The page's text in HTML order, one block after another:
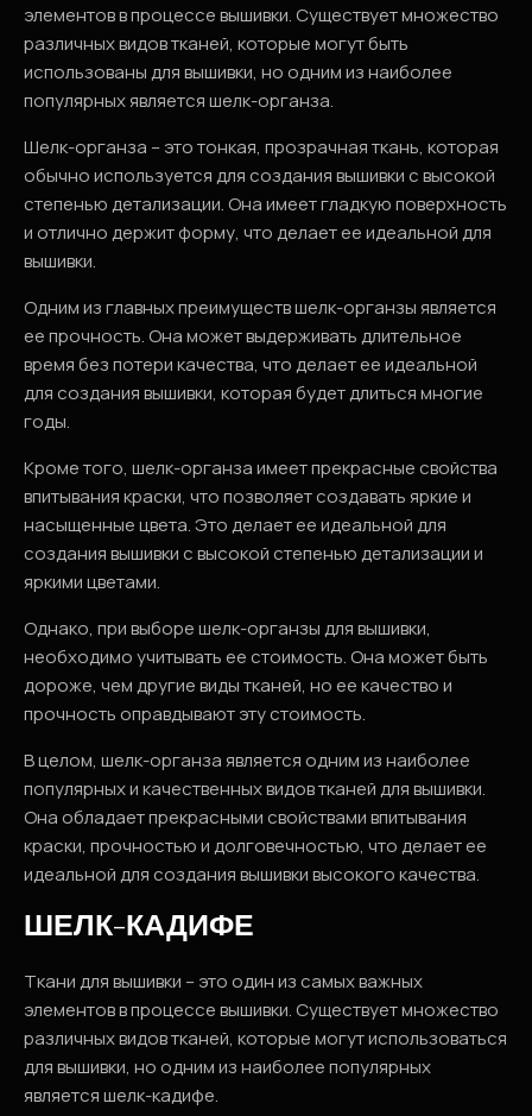
элементов в процессе вышивки. Существует множество
различных видов тканей, которые могут быть
использованы для вышивки, но одним из наиболее
популярных является шелк-органза.
Шелк-органза – это тонкая, прозрачная ткань, которая
обычно используется для создания вышивки с высокой
степенью детализации. Она имеет гладкую поверхность
и отлично держит форму, что делает ее идеальной для
вышивки.
Одним из главных преимуществ шелк-органзы является
ее прочность. Она может выдерживать длительное
время без потери качества, что делает ее идеальной
для создания вышивки, которая будет длиться многие
годы.
Кроме того, шелк-органза имеет прекрасные свойства
впитывания краски, что позволяет создавать яркие и
насыщенные цвета. Это делает ее идеальной для
создания вышивки с высокой степенью детализации и
яркими цветами.
Однако, при выборе шелк-органзы для вышивки,
необходимо учитывать ее стоимость. Она может быть
дороже, чем другие виды тканей, но ее качество и
прочность оправдывают эту стоимость.
В целом, шелк-органза является одним из наиболее
популярных и качественных видов тканей для вышивки.
Она обладает прекрасными свойствами впитывания
краски, прочностью и долговечностью, что делает ее
идеальной для создания вышивки высокого качества.
ШЕЛК-КАДИФЕ
Ткани для вышивки – это один из самых важных
элементов в процессе вышивки. Существует множество
различных видов тканей, которые могут использоваться
для вышивки, но одним из наиболее популярных
является шелк-кадифе.